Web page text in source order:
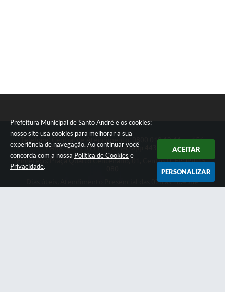
Prefeitura Municipal de Santo André e os cookies:
nosso site usa cookies para melhorar a sua
experiência de navegação. Ao continuar você
concorda com a nossa Política de Cookies e
Privacidade.
ACEITAR
PERSONALIZAR
Telefone: Central de Atendimento: 0800 019 19 44 ou 156
PABX: 4433-0111 ou Whatsapp 4433-0123
Endereço: Praça Quarto Centenário, 01, Centro | CEP: 09015-
Dias úteis, Atendimento Presencial das 07h as 18:45he